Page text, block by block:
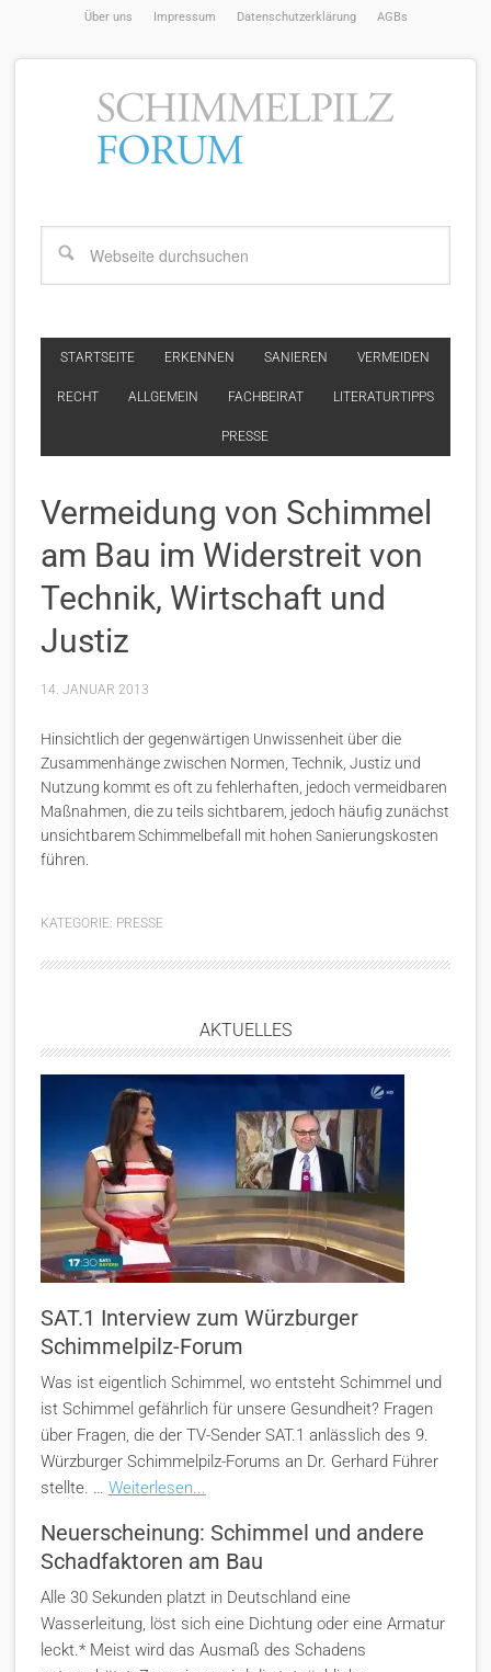
Über uns Impressum Datenschutzerklärung AGBs
STARTSEITE ERKENNEN SANIEREN VERMEIDEN
RECHT ALLGEMEIN FACHBEIRAT LITERATURTIPPS
PRESSE
Vermeidung von Schimmel
am Bau im Widerstreit von
Technik, Wirtschaft und
Justiz
14. JANUAR 2013
Hinsichtlich der gegenwärtigen Unwissenheit über die
Zusammenhänge zwischen Normen, Technik, Justiz und
Nutzung kommt es oft zu fehlerhaften, jedoch vermeidbaren
Maßnahmen, die zu teils sichtbarem, jedoch häufig zunächst
unsichtbarem Schimmelbefall mit hohen Sanierungskosten
führen.
KATEGORIE: PRESSE
AKTUELLES
SAT.1 Interview zum Würzburger
Schimmelpilz-Forum
Was ist eigentlich Schimmel, wo entsteht Schimmel und
ist Schimmel gefährlich für unsere Gesundheit? Fragen
über Fragen, die der TV-Sender SAT.1 anlässlich des 9.
Würzburger Schimmelpilz-Forums an Dr. Gerhard Führer
stellte. … Weiterlesen...
Neuerscheinung: Schimmel und andere
Schadfaktoren am Bau
Alle 30 Sekunden platzt in Deutschland eine
Wasserleitung, löst sich eine Dichtung oder eine Armatur
leckt.* Meist wird das Ausmaß des Schadens